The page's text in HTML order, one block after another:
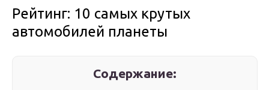
Рейтинг: 10 самых крутых
автомобилей планеты
Содержание: